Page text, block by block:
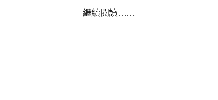
繼續閱讀……